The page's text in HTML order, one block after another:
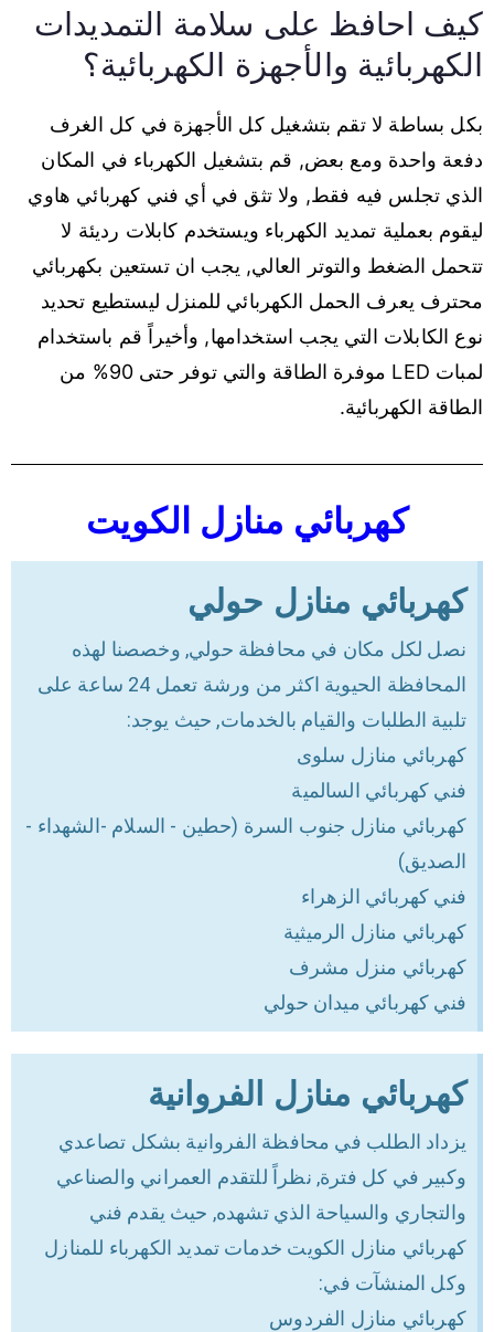
كيف احافظ على سلامة التمديدات
الكهربائية والأجهزة الكهربائية؟
بكل بساطة لا تقم بتشغيل كل الأجهزة في كل الغرف
دفعة واحدة ومع بعض, قم بتشغيل الكهرباء في المكان
الذي تجلس فيه فقط, ولا تثق في أي فني كهربائي هاوي
ليقوم بعملية تمديد الكهرباء ويستخدم كابلات رديئة لا
تتحمل الضغط والتوتر العالي, يجب ان تستعين بكهربائي
محترف يعرف الحمل الكهربائي للمنزل ليستطيع تحديد
نوع الكابلات التي يجب استخدامها, وأخيراً قم باستخدام
لمبات LED موفرة الطاقة والتي توفر حتى 90% من
الطاقة الكهربائية.
كهربائي منازل الكويت
كهربائي منازل حولي
نصل لكل مكان في محافظة حولي, وخصصنا لهذه
المحافظة الحيوية اكثر من ورشة تعمل 24 ساعة على
تلبية الطلبات والقيام بالخدمات, حيث يوجد:
كهربائي منازل سلوى
فني كهربائي السالمية
كهربائي منازل جنوب السرة (حطين - السلام -الشهداء -
الصديق)
فني كهربائي الزهراء
كهربائي منازل الرميثية
كهربائي منزل مشرف
فني كهربائي ميدان حولي
كهربائي منازل الفروانية
يزداد الطلب في محافظة الفروانية بشكل تصاعدي
وكبير في كل فترة, نظراً للتقدم العمراني والصناعي
والتجاري والسياحة الذي تشهده, حيث يقدم فني
كهربائي منازل الكويت خدمات تمديد الكهرباء للمنازل
وكل المنشآت في:
كهربائي منازل الفردوس